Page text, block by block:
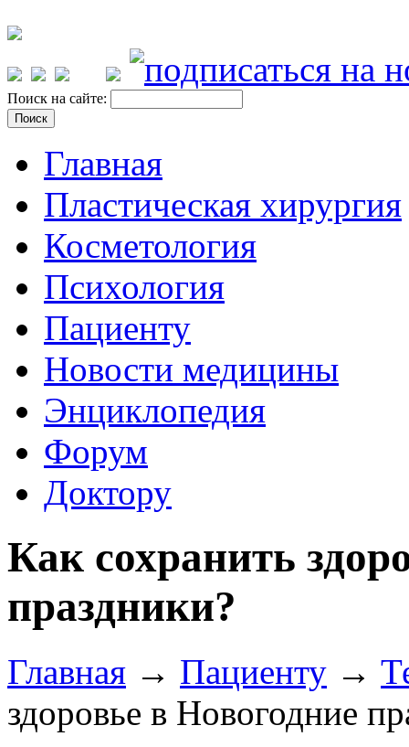
Поиск на сайте:
Главная
Пластическая хирургия
Косметология
Психология
Пациенту
Новости медицины
Энциклопедия
Форум
Доктору
Как сохранить
праздники?
Главная → Пациенту →
здоровье в Новогодние